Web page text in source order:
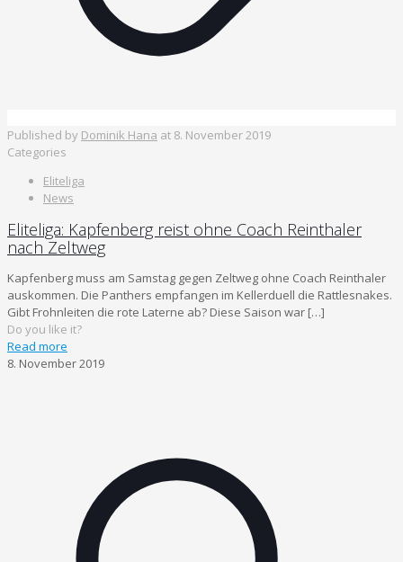
Published by Dominik Hana at 8. November 2019
Categories
Eliteliga
News
Eliteliga: Kapfenberg reist ohne Coach Reinthaler
nach Zeltweg
Kapfenberg muss am Samstag gegen Zeltweg ohne Coach Reinthaler
auskommen. Die Panthers empfangen im Kellerduell die Rattlesnakes.
Gibt Frohnleiten die rote Laterne ab? Diese Saison war […]
Do you like it?
Read more
8. November 2019